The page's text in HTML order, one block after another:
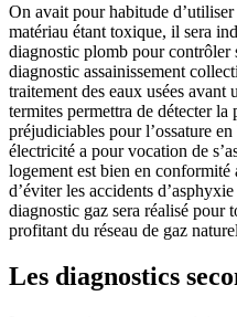
On avait pour habitude
matériau étant toxique, il sera
diagnostic plomb pour contrôler
diagnostic assainissement
traitement des eaux usées
termites permettra de détecter la
préjudiciables pour l’ossature
électricité a pour vocation de
logement est bien en
d’éviter les accidents
diagnostic gaz sera réalisé pour
profitant du réseau de gaz
Les diagnostics